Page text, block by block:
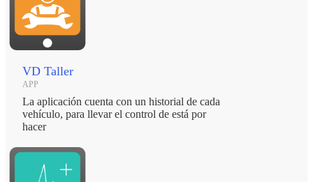
VD Taller
APP
La aplicación cuenta con un historial de cada
vehículo, para llevar el control de está por
hacer